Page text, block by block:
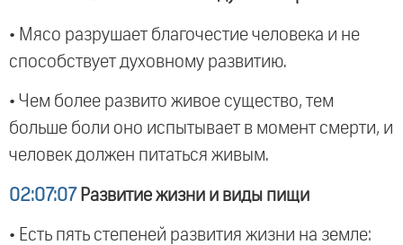
• Мясо разрушает благочестие человека и не
способствует духовному развитию.
• Чем более развито живое существо, тем
больше боли оно испытывает в момент смерти, и
человек должен питаться живым.
02:07:07 Развитие жизни и виды пищи
• Есть пять степеней развития жизни на земле: